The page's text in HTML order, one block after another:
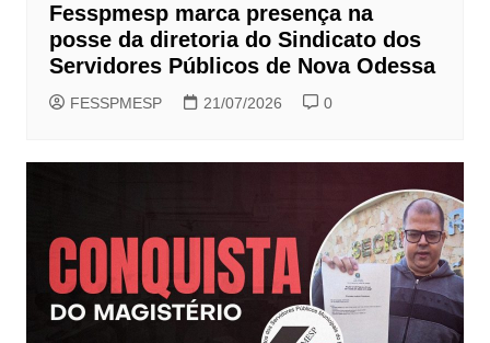
Fesspmesp marca presença na
posse da diretoria do Sindicato dos
Servidores Públicos de Nova Odessa
FESSPMESP 21/07/2026 0